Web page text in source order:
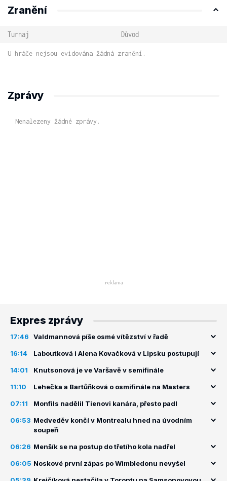
Zranění
Turnaj Důvod
U hráče nejsou evidována žádná zranění.
Zprávy
Nenalezeny žádné zprávy.
Expres zprávy
17:46 Valdmannová píše osmé vítězství v řadě
16:14 Laboutková i Alena Kovačková v Lipsku postupují
14:01 Knutsonová je ve Varšavě v semifinále
11:10 Lehečka a Bartůňková o osmifinále na Masters
07:11 Monfils nadělil Tienovi kanára, přesto padl
06:53 Medveděv končí v Montrealu hned na úvodním
soupeři
06:26 Menšík se na postup do třetího kola nadřel
06:05 Noskové první zápas po Wimbledonu nevyšel